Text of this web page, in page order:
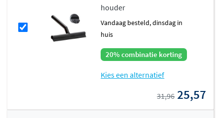
houder
vandaag besteld, dinsdag in
huis
20% combinatie korting
Kies een alternatief
31,96 25,57